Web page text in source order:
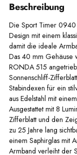
Beschreibung
Die Sport Timer 0940
Design mit einem
damit die ideale
Das 40 mm Gehäuse
RONDA 515
Sonnenschliff-
Stabindexen für ein
aus Edelstahl mit
Ausgestattet mit 8
Zifferblatt und den
zu 25 Jahre lang
einem Saphirglas mit
Armband verleiht der